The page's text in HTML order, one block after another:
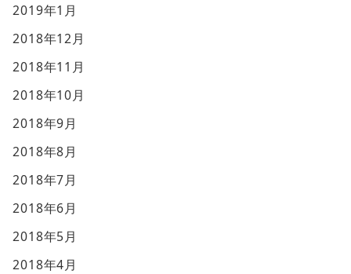
2019年1月
2018年12月
2018年11月
2018年10月
2018年9月
2018年8月
2018年7月
2018年6月
2018年5月
2018年4月